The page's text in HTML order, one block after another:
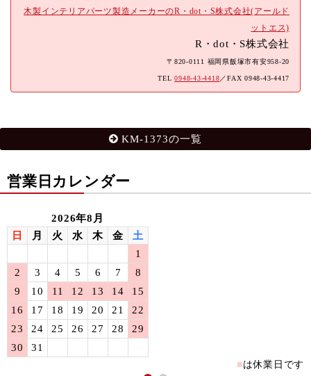
木製インテリアパーツ製造メーカーのR・dot・S株式会社(アールド
ットエス)
R・dot・S株式会社
〒820-0111 福岡県飯塚市有安958-20
TEL0948-43-4418／FAX 0948-43-4417
KM-1373の一覧
営業日カレンダー
2026年8月
日
月 火 水 木 金
土
1
2
3 4 5 6 7
8
9
10 11 12 13 14
15
16
17 18 19 20 21
22
23
24 25 26 27 28
29
30
31
■は休業日です